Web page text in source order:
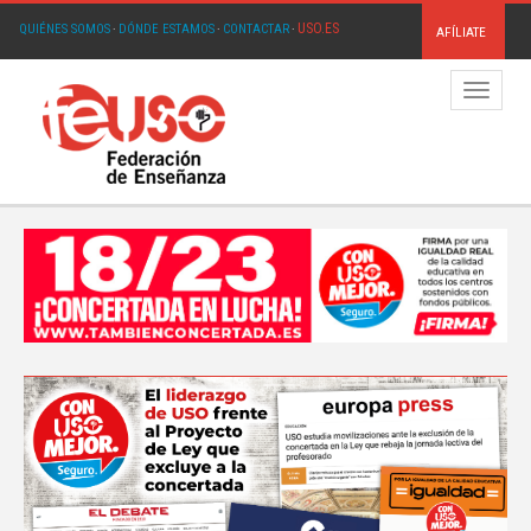
QUIÉNES SOMOS· DÓNDE ESTAMOS· CONTACTAR· USO.ES AFÍLIATE
Menú